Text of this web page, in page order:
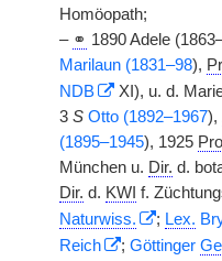
Homöopath;
– ⚭ 1890 Adele
Marilaun (1831–98),
NDB
XI), u. d.
3 S Otto (1892–1967),
(1895–1945), 1925
München u. Dir. d.
Dir. d. KWI f.
Naturwiss.
; Lex.
Reich
; Göttinger